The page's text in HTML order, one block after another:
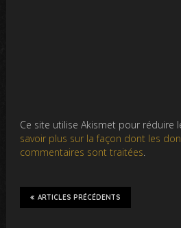
Ce site utilise Akismet pour réduire
savoir plus sur la façon dont les
commentaires sont traitées.
ARTICLES PRÉCÉDENTS